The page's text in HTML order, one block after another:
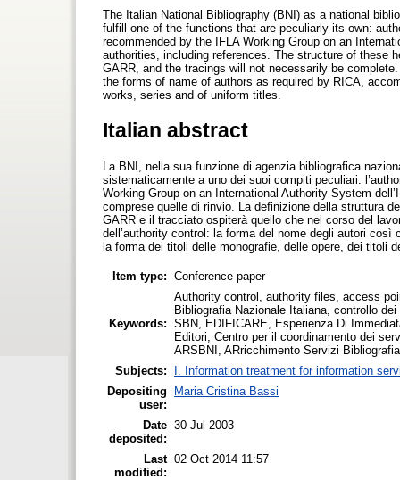
The Italian National Bibliography (BNI) as a national
fulfill one of the functions that are peculiarly its own:
recommended by the IFLA Working Group on an
authorities, including references. The structure of these
GARR, and the tracings will not necessarily be
the forms of name of authors as required by RICA,
works, series and of uniform titles.
Italian abstract
La BNI, nella sua funzione di agenzia bibliografica
sistematicamente a uno dei suoi compiti peculiari:
Working Group on an International Authority System
comprese quelle di rinvio. La definizione della struttura
GARR e il tracciato ospiterà quello che nel corso del
dell’authority control: la forma del nome degli autori
la forma dei titoli delle monografie, delle opere, dei titoli
Item type: Conference paper
Keywords:
Authority control, authority files, access
Bibliografia Nazionale Italiana, controllo
SBN, EDIFICARE, Esperienza Di
Editori, Centro per il coordinamento dei
ARSBNI, ARricchimento Servizi
Subjects:
I. Information treatment for information
Depositing
user:
Maria Cristina Bassi
Date
deposited:
30 Jul 2003
Last
modified:
02 Oct 2014 11:57